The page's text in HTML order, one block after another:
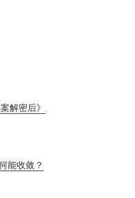
解密后》
能收敛？